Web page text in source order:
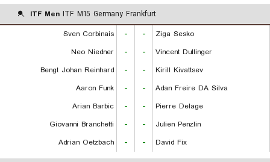
ITF Men ITF M15 Germany Frankfurt
Sven Corbinais
- -
Ziga Sesko
Neo Niedner
- -
Vincent Dullinger
Bengt Johan Reinhard
- -
Kirill Kivattsev
Aaron Funk
- -
Adan Freire DA Silva
Arian Barbic
- -
Pierre Delage
Giovanni Branchetti
- -
Julien Penzlin
Adrian Oetzbach
- - David Fix